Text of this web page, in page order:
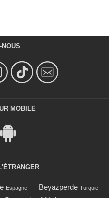
MOBILE
Espagne Beyazperde Turquie